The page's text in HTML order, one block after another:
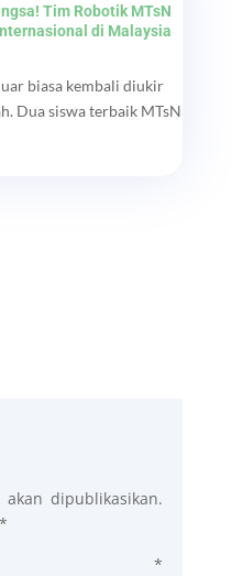
Tim Robotik MTsN
di Malaysia
biasa kembali diukir
Dua siswa terbaik MTsN
dipublikasikan.
*
*